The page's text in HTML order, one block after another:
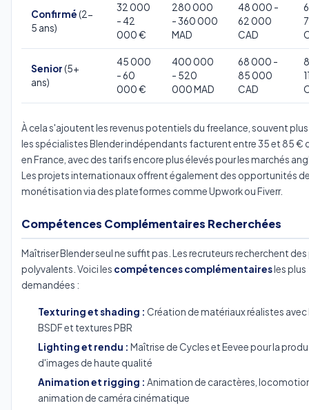
Confirmé(2-
5 ans)
32 000
- 42
000 €
280 000
- 360 000
MAD
48 000 -
62 000
CAD
Senior(5+
ans)
45 000
- 60
000 €
400 000
- 520
000 MAD
68 000 -
85 000
CAD
À cela s'ajoutent les revenus potentiels du freelance, souvent
les spécialistes Blender indépendants facturent entre 35 et 85 €
en France, avec des tarifs encore plus élevés pour les marchés
Les projets internationaux offrent également des opportunités
monétisation via des plateformes comme Upwork ou Fiverr.
Compétences Complémentaires Recherchées
Maîtriser Blender seul ne suffit pas. Les recruteurs recherchent
polyvalents. Voici les compétences complémentairesles plus
demandées :
Texturing et shading : Création de matériaux réalistes
BSDF et textures PBR
Lighting et rendu : Maîtrise de Cycles et Eevee pour la
d'images de haute qualité
Animation et rigging : Animation de caractères,
animation de caméra cinématique